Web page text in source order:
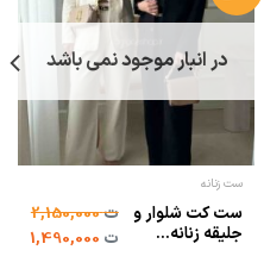
در انبار موجود نمی باشد
ست زنانه
ست کت شلوار و
جلیقه زنانه...
ت2,150,000
ت1,490,000